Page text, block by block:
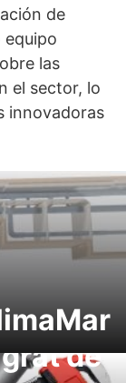
de
equipo
las
el sector, lo
innovadoras
de